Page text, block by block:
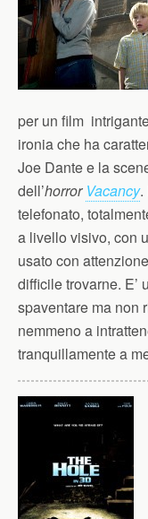
per un film
ironia che ha
Joe Dante e la
dell’horror Vacancy.
telefonato,
a livello visivo, con
usato con
difficile trovarne. E’
spaventare ma non
nemmeno a
tranquillamente a